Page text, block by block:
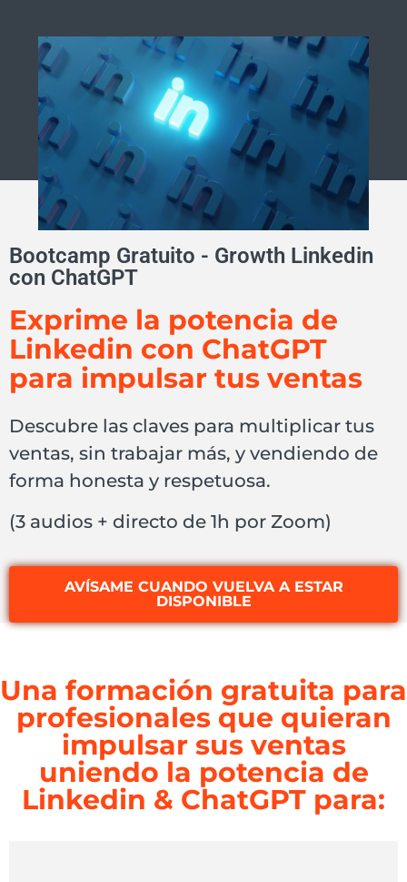
Bootcamp Gratuito - Growth Linkedin
con ChatGPT
Exprime la potencia de
Linkedin con ChatGPT
para impulsar tus ventas
Descubre las claves para multiplicar tus
ventas, sin trabajar más, y vendiendo de
forma honesta y respetuosa.
(3 audios + directo de 1h por Zoom)
AVÍSAME CUANDO VUELVA A ESTAR
DISPONIBLE
Una formación gratuita para
profesionales que quieran
impulsar sus ventas
uniendo la potencia de
Linkedin & ChatGPT para: